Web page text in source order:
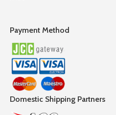
Payment Method
Domestic Shipping Partners